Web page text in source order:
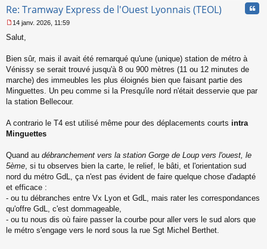
Re: Tramway Express de l'Ouest Lyonnais (TEOL)
e
s
a
g
e
n
o
u
14 janv. 2026, 11:59
Salut,
Bien sûr, mais il avait été remarqué qu'une (unique) station de métro à
Vénissy se serait trouvé jusqu'à 8 ou 900 mètres (11 ou 12 minutes de
marche) des immeubles les plus éloignés bien que faisant partie des
Minguettes. Un peu comme si la Presqu'ile nord n'était desservie que par
la station Bellecour.
A contrario le T4 est utilisé même pour des déplacements courts intra
Minguettes
Quand au débranchement vers la station Gorge de Loup vers l'ouest, le
5ème, si tu observes bien la carte, le relief, le bâti, et l'orientation sud
nord du métro GdL, ça n'est pas évident de faire quelque chose d'adapté
et efficace :
- ou tu débranches entre Vx Lyon et GdL, mais rater les correspondances
qu'offre GdL, c'est dommageable,
- ou tu nous dis où faire passer la courbe pour aller vers le sud alors que
le métro s'engage vers le nord sous la rue Sgt Michel Berthet.